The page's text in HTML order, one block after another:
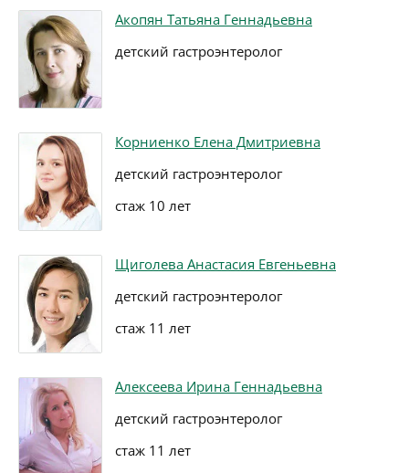
Акопян Татьяна Геннадьевна
детский гастроэнтеролог
Корниенко Елена Дмитриевна
детский гастроэнтеролог
стаж 10 лет
Щиголева Анастасия Евгеньевна
детский гастроэнтеролог
стаж 11 лет
Алексеева Ирина Геннадьевна
детский гастроэнтеролог
стаж 11 лет